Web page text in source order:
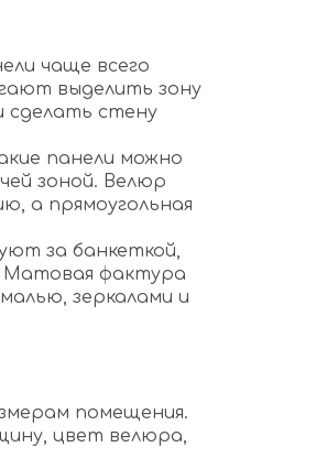
чаще всего
выделить зону
сделать стену
панели можно
зоной. Велюр
а прямоугольная
за банкеткой,
Матовая фактура
зеркалами и
помещения.
цвет велюра,